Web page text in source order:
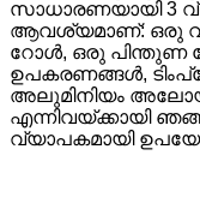
സാധാരണയായി
ആവശ്യമാണ്: ഒരു
റോൾ, ഒരു പിന്തുണ
ഉപകരണങ്ങൾ,
അലുമിനിയം
എന്നിവയ്ക്കായി
വ്യാപകമായി